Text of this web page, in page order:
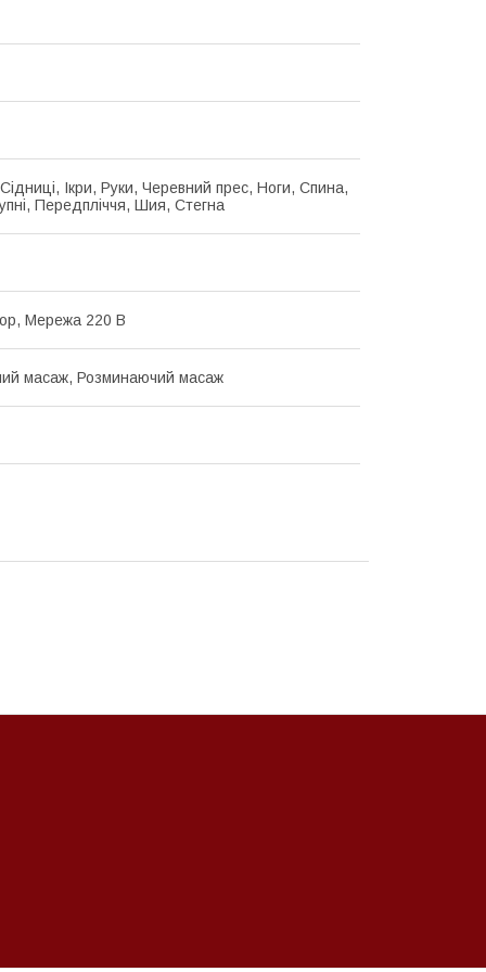
Ікри, Руки, Черевний прес, Ноги, Спина,
Передпліччя, Шия, Стегна
Мережа 220 В
масаж, Розминаючий масаж